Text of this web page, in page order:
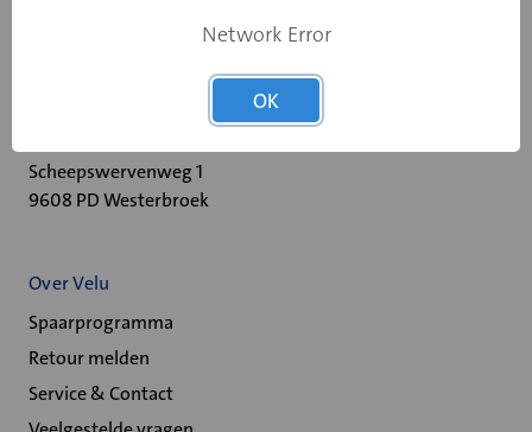
Scheepswervenweg 1
9608 PD Westerbroek
Over Velu
Spaarprogramma
Retour melden
Service & Contact
Network Error
OK